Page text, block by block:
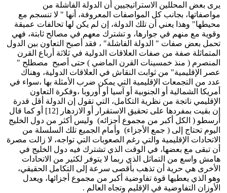
يرى بعض المحللين الاستراتيجيين أن الدولة الفاشلة من
مواصفاتها، بجانب كل المواصفات المعروفة، أنها " لا تنسجم مع
محيطها" وهذا يعني أن تلك الدولة، إن لم يكن لها تحالفات عميقة
وقوية مع منهم في جوارها، و تشترك معهم في مصالح ثابتة، فهي
تحمل بعض صفات " الدولة الفاشلة" ، فقد أصبح التعاون بين الدول
المتماثلة صفة من صفات العلاقات الدولية في ثلاثة أرباع القرن
المنصرم ( منذ خمسينات القرن الماضي ) حتى أصبح مصطلح "
عصر الإقليمية" من ثوابت النقاش في العلاقات الدولية، وهناك
عدد من التجمعات الإقليمية التي يمكن ضرب الأمثلة بها ،سواء في
أمريكا الشمالية أو الجنوبية أو آسيا أو أوروبا ،وفكرة التعاون
الإقليمي ناتجة من نظرية التكامل، التي تقول إن الدولة أقل قدرة
إن بقيت بمفردها على تحقيق الاستقرار أو الازدهار [12] أو كما قال
أرسطو ( الكل أكبر من مجموع أجزائه) وليس أكثر من دول الخليج
اليوم تحتاج إلى ( جمع الأجزاء) وأمام الجميع تلك السلسلة من
الاتحادات الإقليمية والتي رغم الصعوبات التي تواجه، لا زالت مصرة
أن تبقى مع بعضها، في الوقت الذي تشترك فيه دول الخليج في
هامش واسع من التماثل الذي ربما لا يتوفر لكثير من الاتحادات
الأخرى هي حرية أن تذهب بأقصى سرعة إلى التكامل الحقيقي،
وهو الذي يعطيها قوة تفاوضية أكبر من مجموع أجزائها، ويعدل
الأوزان التفاوضية في الإقليم وتجاه العالم .